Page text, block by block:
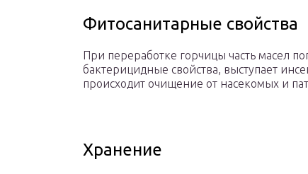
Фитосанитарные свойства
При переработке горчицы часть масел
бактерицидные свойства, выступает
происходит очищение от насекомых и
Хранение